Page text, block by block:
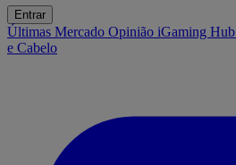
Entrar
Últimas Mercado Opinião iGaming Hub
e Cabelo